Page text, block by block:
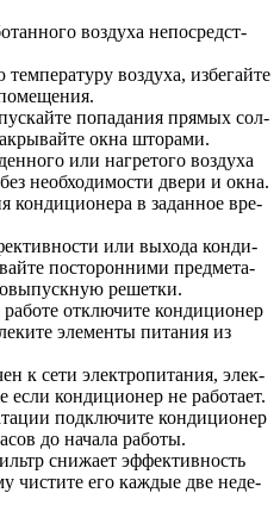
воз­ду­ха не­по­сред­ст­
воз­ду­ха, из­бе­гай­те
по­па­да­ния пря­мых сол­
ок­на што­ра­ми.
или на­гре­то­го воз­ду­ха
не­об­хо­ди­мо­с­ти две­ри и ок­на.
кон­ди­ци­о­не­ра в за­дан­ное вре­
или вы­хо­да кон­ди­
по­сто­рон­ними пред­ме­та­
ре­шет­ки.
от­клю­чи­те кон­ди­ци­о­нер
эле­мен­ты пи­та­ния из
к се­ти эле­к­т­ро­пи­та­ния, эле­к­
ес­ли кон­ди­ци­о­нер не ра­бо­та­ет.
под­клю­чи­те кон­ди­ци­о­нер
до на­ча­ла ра­бо­ты.
сни­жа­ет эф­фек­тив­ность
чи­с­ти­те его каж­дые две не­де­